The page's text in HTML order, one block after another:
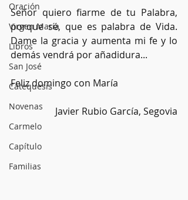
Oración
Virgen María
Libros
San José
Catequesis
Novenas
Carmelo
Capítulo
Familias
Señor quiero fiarme de tu Palabra,
porque sé, que es palabra de Vida.
Dame la gracia y aumenta mi fe y lo
demás vendrá por añadidura...
Feliz domingo con María
Javier Rubio García, Segovia